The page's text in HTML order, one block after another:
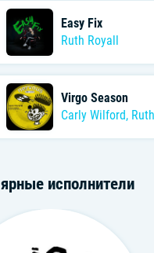
Easy Fix
Ruth Royall
Virgo Season
Carly Wilford,
исполнители